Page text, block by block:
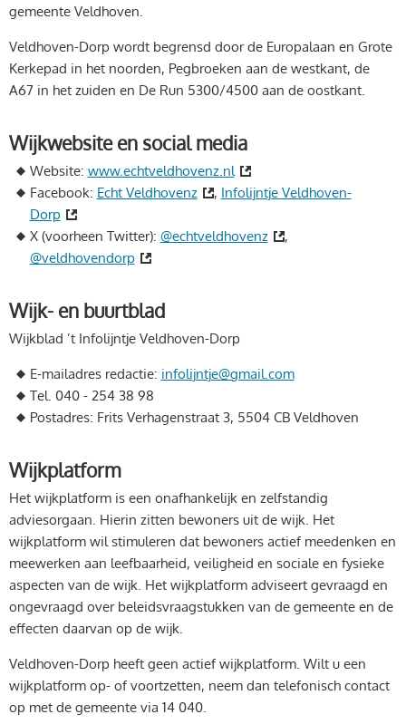
gemeente Veldhoven.
Veldhoven-Dorp wordt begrensd door de Europalaan en Grote
Kerkepad in het noorden, Pegbroeken aan de westkant, de
A67 in het zuiden en De Run 5300/4500 aan de oostkant.
Wijkwebsite en social media
Website: www.echtveldhovenz.nl
Facebook: Echt Veldhovenz , Infolijntje Veldhoven-
Dorp
X (voorheen Twitter): @echtveldhovenz
,
@veldhovendorp
Wijk- en buurtblad
Wijkblad ’t Infolijntje Veldhoven-Dorp
E-mailadres redactie: infolijntje@gmail.com
Tel. 040 - 254 38 98
Postadres: Frits Verhagenstraat 3, 5504 CB Veldhoven
Wijkplatform
Het wijkplatform is een onafhankelijk en zelfstandig
adviesorgaan. Hierin zitten bewoners uit de wijk. Het
wijkplatform wil stimuleren dat bewoners actief meedenken en
meewerken aan leefbaarheid, veiligheid en sociale en fysieke
aspecten van de wijk. Het wijkplatform adviseert gevraagd en
ongevraagd over beleidsvraagstukken van de gemeente en de
effecten daarvan op de wijk.
Veldhoven-Dorp heeft geen actief wijkplatform. Wilt u een
wijkplatform op- of voortzetten, neem dan telefonisch contact
op met de gemeente via 14 040.